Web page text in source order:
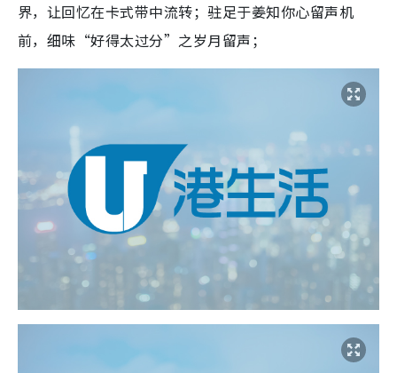
界，让回忆在卡式带中流转；驻足于姜知你心留声机
前，细味“好得太过分”之岁月留声；